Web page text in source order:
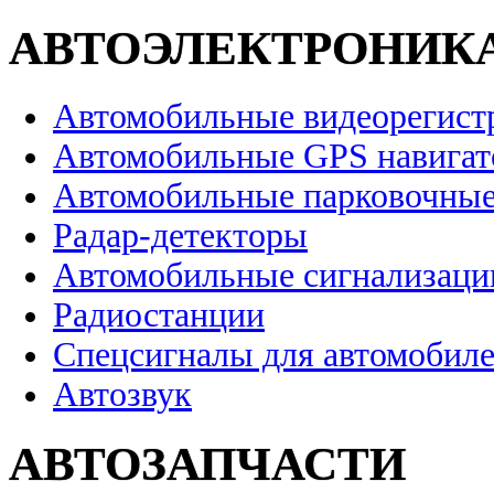
Автомобильные
Автомобильные GPS
Автомобильные
Радар-детекторы
Автомобильные
Радиостанции
Спецсигналы для
Автозвук
АВТОЗАПЧАСТИ